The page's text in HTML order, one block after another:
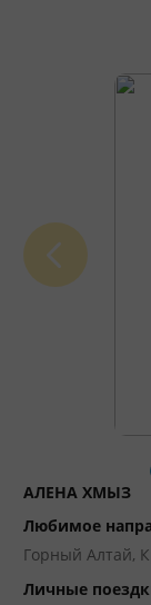
АЛЕНА ХМЫЗ
Любимое
Горный Алтай,
Личные